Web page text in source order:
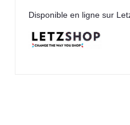
Disponible en ligne sur